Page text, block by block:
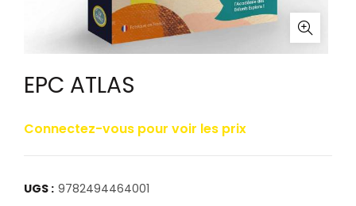
EPC ATLAS
Connectez-vous pour voir les prix
UGS : 9782494464001